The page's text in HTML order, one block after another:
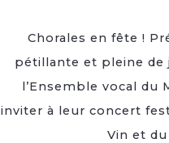
Chorales en fête !
pétillante et pleine de
l’Ensemble vocal du
inviter à leur concert
Vin et